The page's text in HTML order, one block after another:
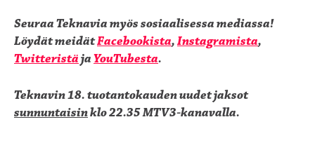
Seuraa Teknavia myös sosiaalisessa mediassa!
Löydät meidätFacebookista,Instagramista,
TwitteristäjaYouTubesta.
Teknavin 18. tuotantokauden uudet jaksot
sunnuntaisinklo 22.35 MTV3-kanavalla.